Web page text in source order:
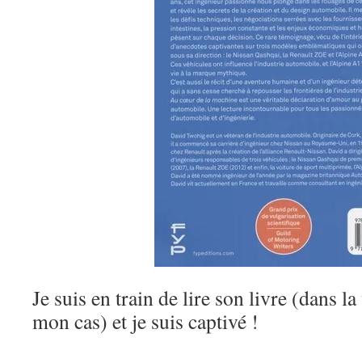
Je suis en train de lire son livre (dans
mon cas) et je suis captivé !